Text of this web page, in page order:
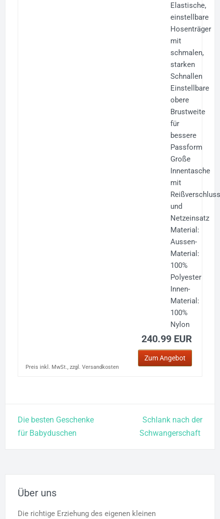
Elastische,
einstellbare
Hosenträger
mit
schmalen,
starken
Schnallen
Einstellbare
obere
Brustweite
für
bessere
Passform
Große
Innentasche
mit
Reißverschluss
und
Netzeinsatz
Material:
Aussen-
Material:
100%
Polyester
Innen-
Material:
100%
Nylon
240.99 EUR
Zum Angebot
Preis inkl. MwSt., zzgl. Versandkosten
Die besten Geschenke
für Babyduschen
Schlank nach der
Schwangerschaft
Über uns
Die richtige Erziehung des eigenen kleinen